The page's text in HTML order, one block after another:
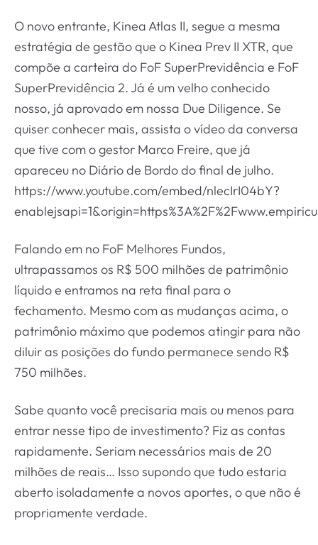
O novo entrante, Kinea Atlas II, segue a mesma
estratégia de gestão que o Kinea Prev II XTR, que
compõe a carteira do FoF SuperPrevidência e FoF
SuperPrevidência 2. Já é um velho conhecido
nosso, já aprovado em nossa Due Diligence. Se
quiser conhecer mais, assista o vídeo da conversa
que tive com o gestor Marco Freire, que já
apareceu no Diário de Bordo do final de julho.
https://www.youtube.com/embed/nlecIrI04bY?
Falando em no FoF Melhores Fundos,
ultrapassamos os R$ 500 milhões de patrimônio
líquido e entramos na reta final para o
fechamento. Mesmo com as mudanças acima, o
patrimônio máximo que podemos atingir para não
diluir as posições do fundo permanece sendo R$
750 milhões.
Sabe quanto você precisaria mais ou menos para
entrar nesse tipo de investimento? Fiz as contas
rapidamente. Seriam necessários mais de 20
milhões de reais… Isso supondo que tudo estaria
aberto isoladamente a novos aportes, o que não é
propriamente verdade.